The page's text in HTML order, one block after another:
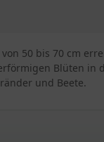
echter Hingucker.
Sorte als
Die Funkie
für
50 bis 70 cm
Blüten in
und Beete.